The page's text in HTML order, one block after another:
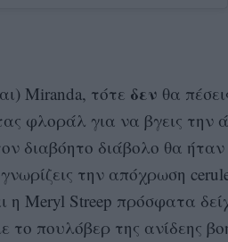
Miranda, τότε δεν θα
φλοράλ για να βγεις την
διαβόητο διάβολο θα
την απόχρωση
η Meryl Streep πρόσφατα
το πουλόβερ της ανίδεης